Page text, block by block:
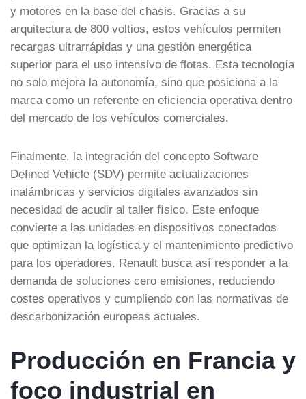
y motores en la base del chasis. Gracias a su
arquitectura de 800 voltios, estos vehículos permiten
recargas ultrarrápidas y una gestión energética
superior para el uso intensivo de flotas. Esta tecnología
no solo mejora la autonomía, sino que posiciona a la
marca como un referente en eficiencia operativa dentro
del mercado de los vehículos comerciales.
Finalmente, la integración del concepto Software
Defined Vehicle (SDV) permite actualizaciones
inalámbricas y servicios digitales avanzados sin
necesidad de acudir al taller físico. Este enfoque
convierte a las unidades en dispositivos conectados
que optimizan la logística y el mantenimiento predictivo
para los operadores. Renault busca así responder a la
demanda de soluciones cero emisiones, reduciendo
costes operativos y cumpliendo con las normativas de
descarbonización europeas actuales.
Producción en Francia y
foco industrial en